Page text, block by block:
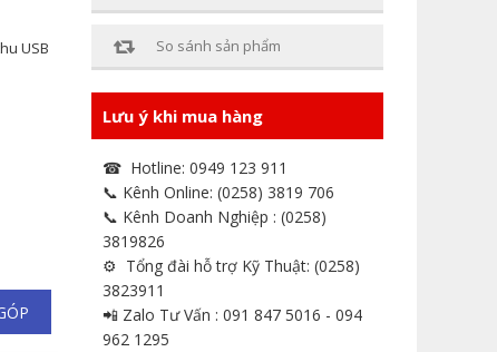
USB
So sánh sản phẩm
Lưu ý khi mua hàng
☎ Hotline: 0949 123 911
📞 Kênh Online: (0258) 3819 706
📞 Kênh Doanh Nghiệp : (0258)
3819826
⚙ Tổng đài hỗ trợ Kỹ Thuật: (0258)
3823911
📲 Zalo Tư Vấn : 091 847 5016 - 094
962 1295